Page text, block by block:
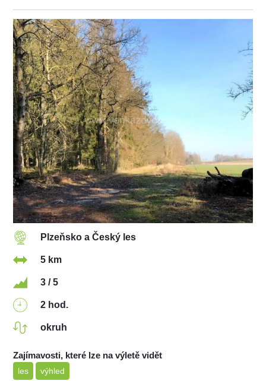
Plzeňsko a Český les
5 km
3 / 5
2 hod.
okruh
Zajímavosti, které lze na výletě vidět
les výhled